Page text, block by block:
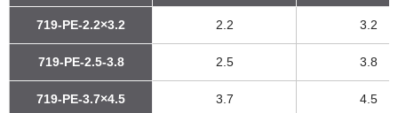
719-PE-2.2×3.2 2.2 3.2
719-PE-2.5-3.8 2.5 3.8
719-PE-3.7×4.5 3.7 4.5